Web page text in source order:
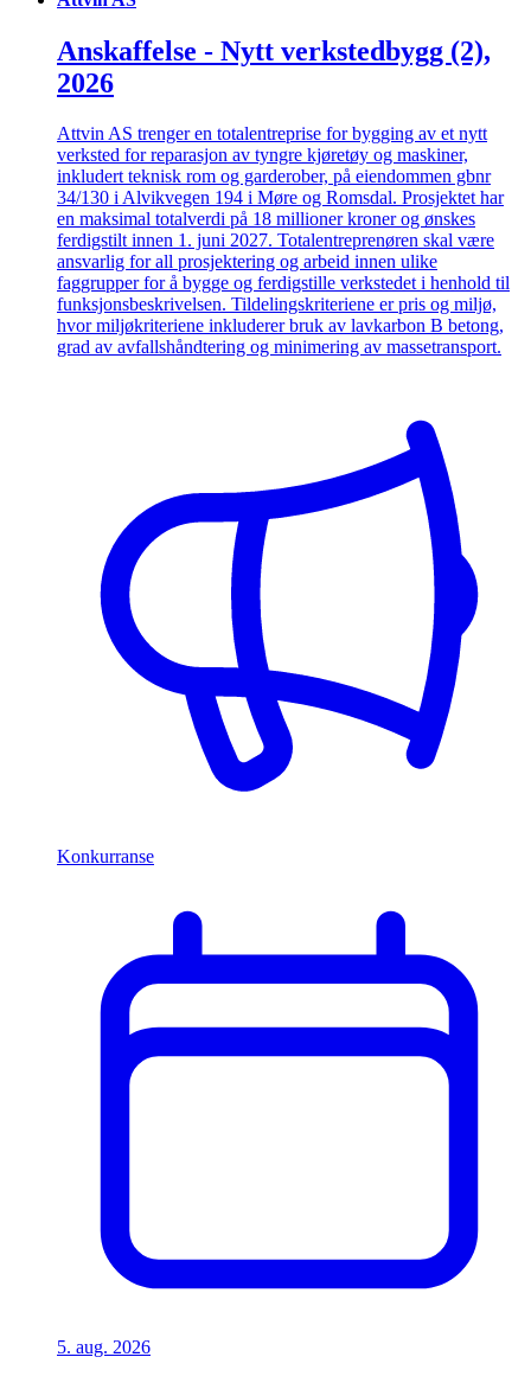
Anskaffelse - Nytt verkstedbygg (2),
2026
Attvin AS trenger en totalentreprise for bygging av et nytt
verksted for reparasjon av tyngre kjøretøy og maskiner,
inkludert teknisk rom og garderober, på eiendommen gbnr
34/130 i Alvikvegen 194 i Møre og Romsdal. Prosjektet har
en maksimal totalverdi på 18 millioner kroner og ønskes
ferdigstilt innen 1. juni 2027. Totalentreprenøren skal være
ansvarlig for all prosjektering og arbeid innen ulike
faggrupper for å bygge og ferdigstille verkstedet i henhold til
funksjonsbeskrivelsen. Tildelingskriteriene er pris og miljø,
hvor miljøkriteriene inkluderer bruk av lavkarbon B betong,
grad av avfallshåndtering og minimering av massetransport.
Konkurranse
5. aug. 2026